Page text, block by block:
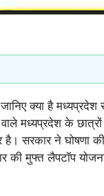
जानिए क्या है
मध्यप्रदेश के
है। सरकार ने
मुफ्त लैपटॉप योजना